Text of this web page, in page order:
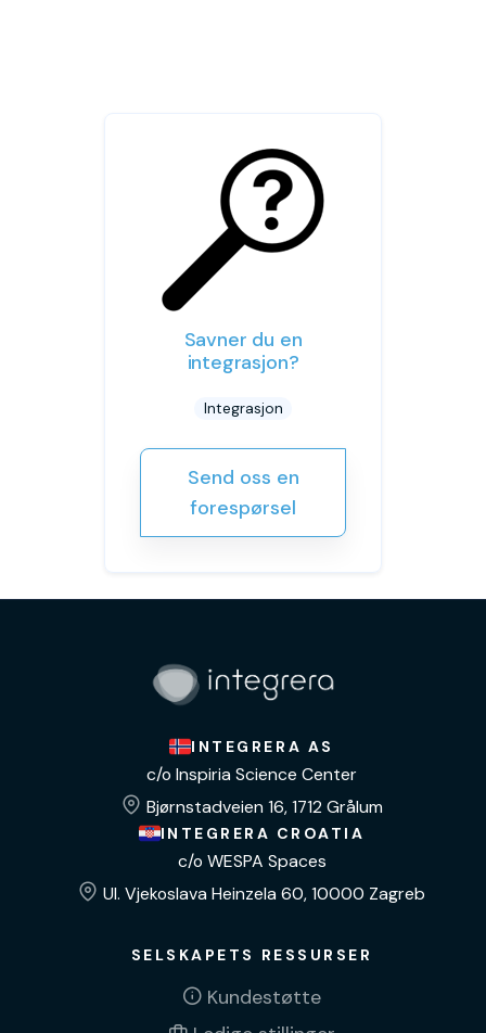
Savner du en
integrasjon?
Integrasjon
Send oss en
forespørsel
INTEGRERA AS
c/o Inspiria Science Center
Bjørnstadveien 16, 1712 Grålum
INTEGRERA CROATIA
c/o WESPA Spaces
Ul. Vjekoslava Heinzela 60, 10000 Zagreb
SELSKAPETS RESSURSER
Kundestøtte